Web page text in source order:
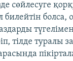
сөйлесуге
болса,
тілде туралы